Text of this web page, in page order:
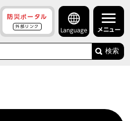
防災ポータル
外部リンク
Language メニュー
検索